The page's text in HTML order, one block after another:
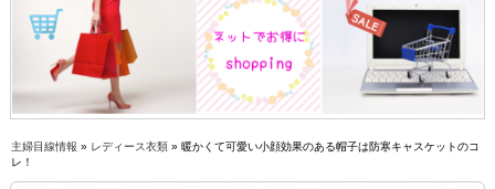
主婦目線情報 » レディース衣類 » 暖かくて可愛い小顔効果のある帽子は防寒キャスケットのコ
レ！